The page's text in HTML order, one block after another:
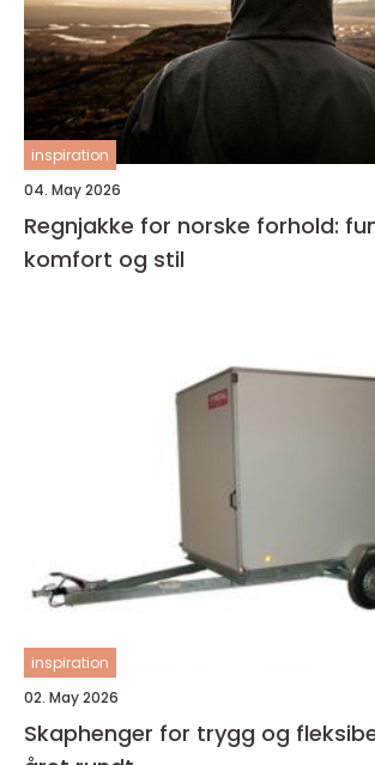
inspiration
04. May 2026
Regnjakke for norske forhold:
komfort og stil
inspiration
02. May 2026
Skaphenger for trygg og